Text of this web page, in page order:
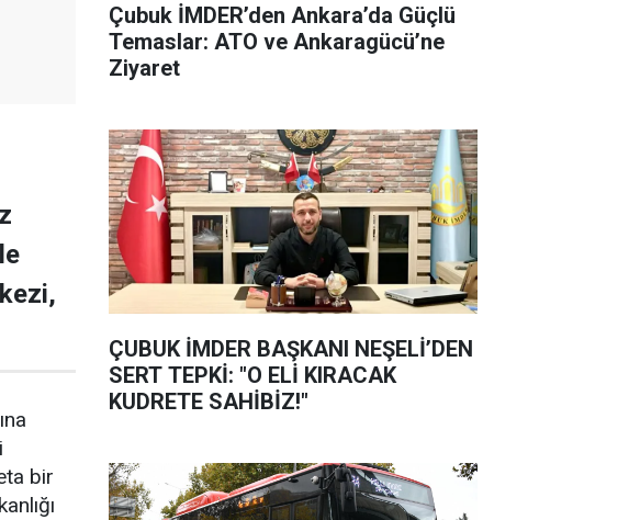
bir
Çubuk İMDER’den Ankara’da Güçlü
Temaslar: ATO ve Ankaragücü’ne
Ziyaret
ÇUBUK İMDER BAŞKANI NEŞELİ’DEN
SERT TEPKİ: "O ELİ KIRACAK
KUDRETE SAHİBİZ!"